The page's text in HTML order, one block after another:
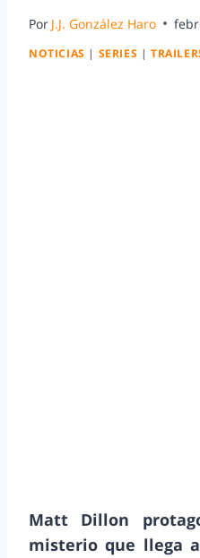
Por J.J. González Haro
NOTICIAS | SERIES |
Matt Dillon
misterio que llega